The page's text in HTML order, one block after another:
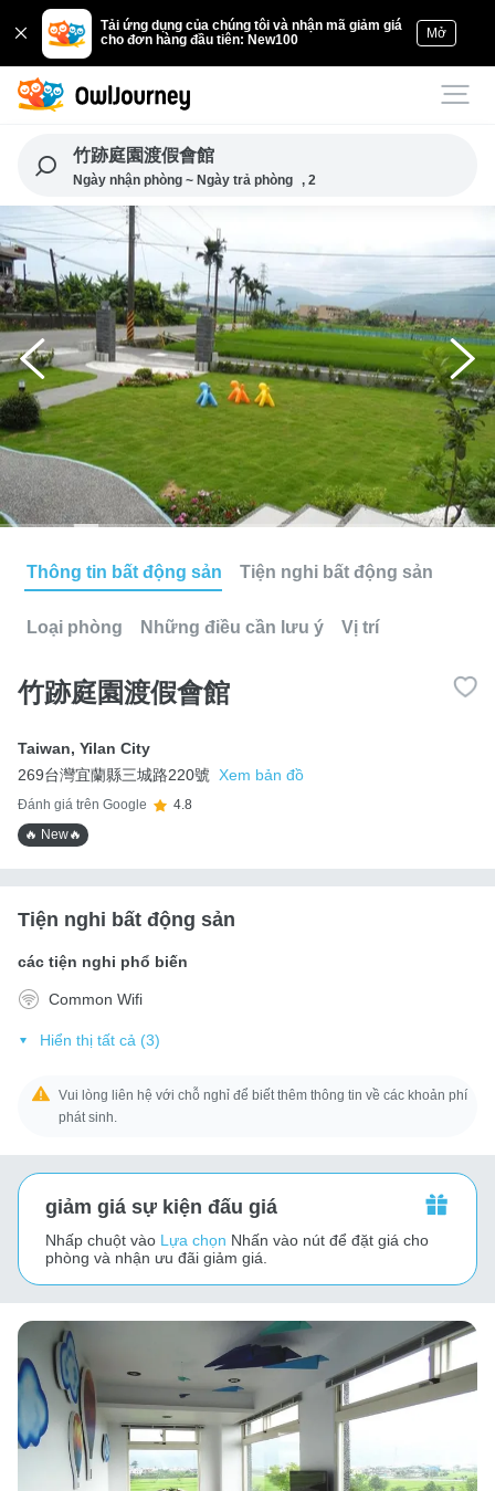
Tải ứng dụng của chúng tôi và nhận mã giảm giá
cho đơn hàng đầu tiên: New100
Mở
竹跡庭園渡假會館
Ngày nhận phòng ~ Ngày trả phòng , 2
Thông tin bất động sản Tiện nghi bất động sản
Loại phòng Những điều cần lưu ý Vị trí
竹跡庭園渡假會館
Taiwan, Yilan City
269台灣宜蘭縣三城路220號
Xem bản đồ
Đánh giá trên Google
4.8
🔥 New🔥
Tiện nghi bất động sản
các tiện nghi phổ biến
Common Wifi
Hiển thị tất cả (3)
Vui lòng liên hệ với chỗ nghỉ để biết thêm thông tin về các khoản phí
phát sinh.
giảm giá sự kiện đấu giá
Nhấp chuột vào Lựa chọn Nhấn vào nút để đặt giá cho
phòng và nhận ưu đãi giảm giá.